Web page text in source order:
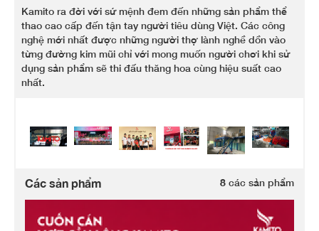
Kamito ra đời với sứ mệnh đem đến những sản phẩm thể
thao cao cấp đến tận tay người tiêu dùng Việt. Các công
nghệ mới nhất được những người thợ lành nghề dồn vào
từng đường kim mũi chỉ với mong muốn người chơi khi sử
dụng sản phẩm sẽ thi đấu thăng hoa cùng hiệu suất cao
nhất.
Các sản phẩm 8 các sản phẩm